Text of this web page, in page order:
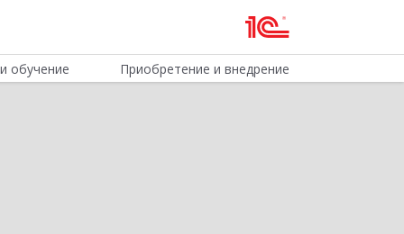
обучение Приобретение и внедрение